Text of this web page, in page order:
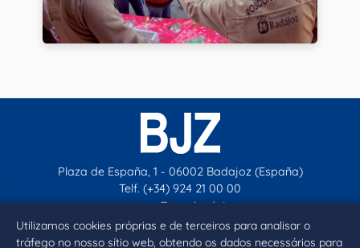
Utilizamos cookies próprias e de terceiros para analisar o
tráfego no nosso sítio web, obtendo os dados necessários para
Plaza de España, 1 - 06002 Badajoz (España)
Telf. (+34) 924 21 00 00
contacto@aytobadajoz.es